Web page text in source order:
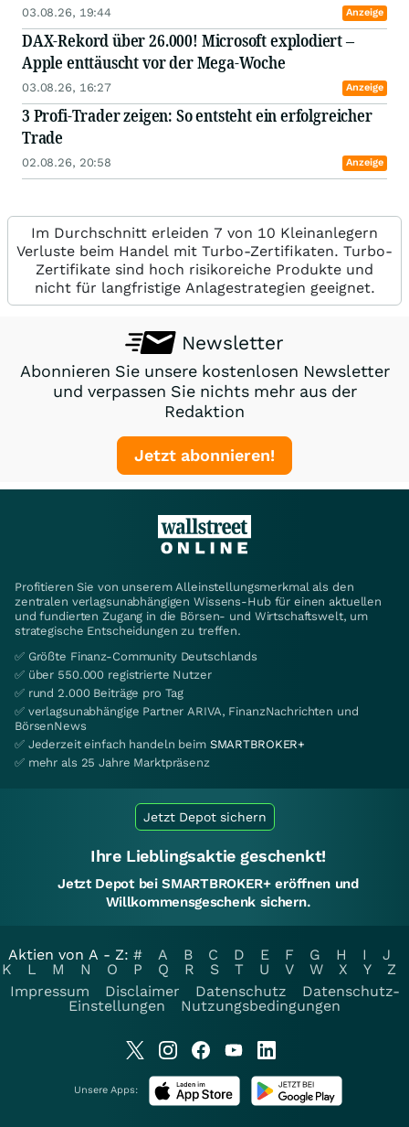
03.08.26, 19:44 Anzeige
DAX-Rekord über 26.000! Microsoft explodiert –
Apple enttäuscht vor der Mega-Woche
03.08.26, 16:27 Anzeige
3 Profi-Trader zeigen: So entsteht ein erfolgreicher
Trade
02.08.26, 20:58 Anzeige
Im Durchschnitt erleiden 7 von 10 Kleinanlegern
Verluste beim Handel mit Turbo-Zertifikaten. Turbo-
Zertifikate sind hoch risikoreiche Produkte und
nicht für langfristige Anlagestrategien geeignet.
Newsletter
Abonnieren Sie unsere kostenlosen Newsletter
und verpassen Sie nichts mehr aus der
Redaktion
Jetzt abonnieren!
Profitieren Sie von unserem Alleinstellungsmerkmal als den
zentralen verlagsunabhängigen Wissens-Hub für einen aktuellen
und fundierten Zugang in die Börsen- und Wirtschaftswelt, um
strategische Entscheidungen zu treffen.
✅ Größte Finanz-Community Deutschlands
✅ über 550.000 registrierte Nutzer
✅ rund 2.000 Beiträge pro Tag
✅ verlagsunabhängige Partner ARIVA, FinanzNachrichten und
BörsenNews
✅ Jederzeit einfach handeln beim SMARTBROKER+
✅ mehr als 25 Jahre Marktpräsenz
Jetzt Depot sichern
Ihre Lieblingsaktie geschenkt!
Jetzt Depot bei SMARTBROKER+ eröffnen und
Willkommensgeschenk sichern.
Aktien von A - Z: # A B C D E F G H I
J
K
L M N O P Q R S T U V W X Y
Z
Impressum
Disclaimer Datenschutz
Datenschutz-
Einstellungen
Nutzungsbedingungen
Unsere Apps: